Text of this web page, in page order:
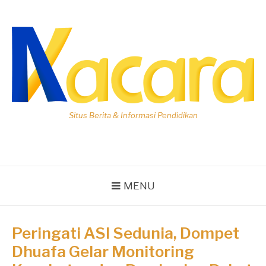
konten
Situs Berita & Informasi Pendidikan
MENU
Peringati ASI Sedunia, Dompet
Dhuafa Gelar Monitoring